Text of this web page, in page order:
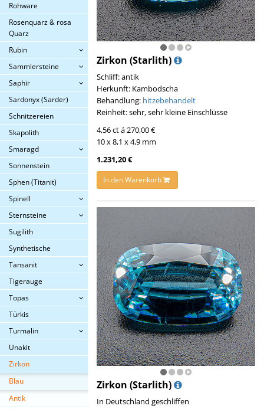
Rohware
Rosenquarz & rosa
Quarz
Rubin
Sammlersteine
Saphir
Sardonyx (Sarder)
Schnitzereien
Skapolith
Smaragd
Sonnenstein
Sphen (Titanit)
Spinell
Sternsteine
Sugilith
Synthetische
Tansanit
Tigerauge
Topas
Türkis
Turmalin
Unakit
Zirkon
Blau
Antik
Zirkon (Starlith)
Schliff: antik
Herkunft: Kambodscha
Behandlung: hitzebehandelt
Reinheit: sehr, sehr kleine Einschlüsse
4,56 ct á 270,00 €
10 x 8,1 x 4,9 mm
1.231,20 €
In den Warenkorb
Zirkon (Starlith)
In Deutschland geschliffen